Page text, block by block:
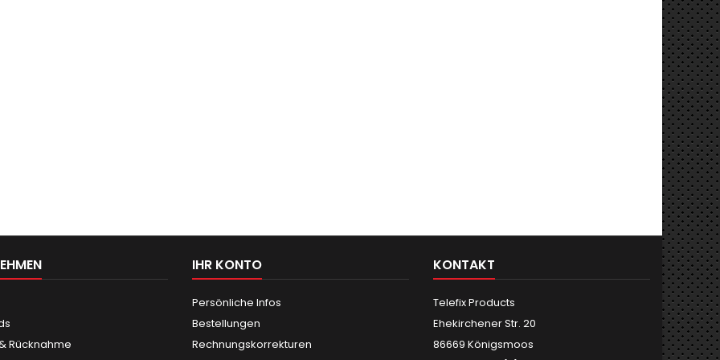
Rücknahme
IHR KONTO
Persönliche Infos
Bestellungen
Rechnungskorrekturen
KONTAKT
Telefix Products
Ehekirchener Str. 20
86669 Königsmoos